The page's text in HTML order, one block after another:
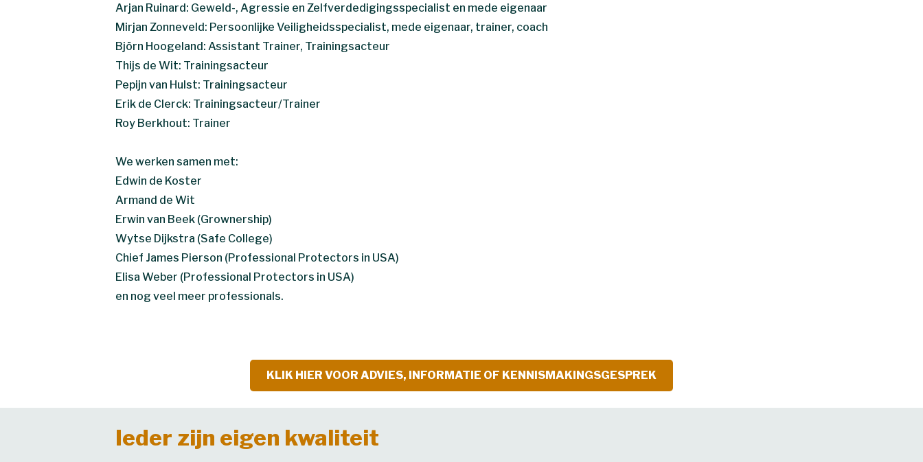
Arjan Ruinard: Geweld-, Agressie en Zelfverdedigingsspecialist en mede eigenaar
Mirjan Zonneveld: Persoonlijke Veiligheidsspecialist, mede eigenaar, trainer, coach
Björn Hoogeland: Assistant Trainer, Trainingsacteur
Thijs de Wit: Trainingsacteur
Pepijn van Hulst: Trainingsacteur
Erik de Clerck: Trainingsacteur/Trainer
Roy Berkhout: Trainer
We werken samen met:
Edwin de Koster
Armand de Wit
Erwin van Beek (Grownership)
Wytse Dijkstra (Safe College)
Chief James Pierson (Professional Protectors in USA)
Elisa Weber (Professional Protectors in USA)
en nog veel meer professionals.
KLIK HIER VOOR ADVIES, INFORMATIE OF KENNISMAKINGSGESPREK
Ieder zijn eigen kwaliteit